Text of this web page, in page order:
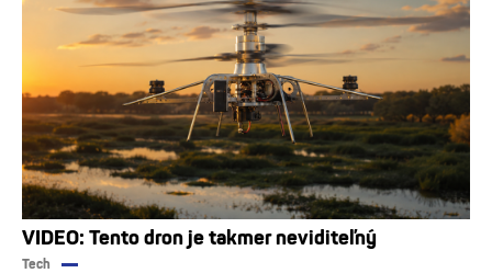
VIDEO: Tento dron je takmer neviditeľný
Tech